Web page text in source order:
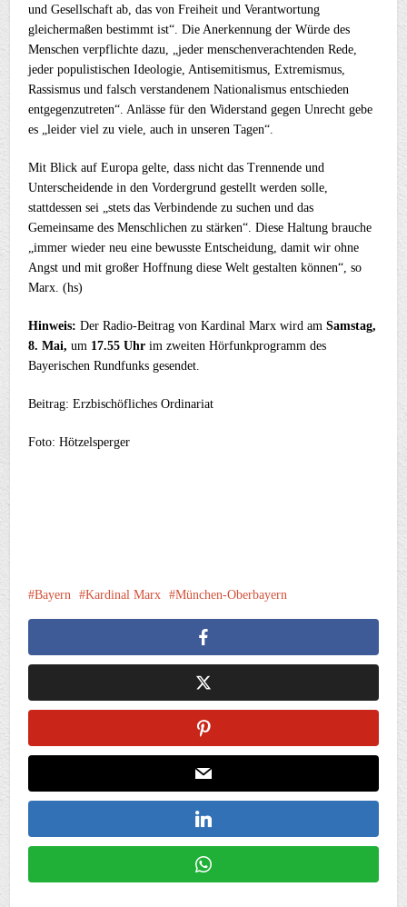
und Gesellschaft ab, das von Freiheit und Verantwortung
gleichermaßen bestimmt ist“. Die Anerkennung der Würde des
Menschen verpflichte dazu, „jeder menschenverachtenden Rede,
jeder populistischen Ideologie, Antisemitismus, Extremismus,
Rassismus und falsch verstandenem Nationalismus entschieden
entgegenzutreten“. Anlässe für den Widerstand gegen Unrecht gebe
es „leider viel zu viele, auch in unseren Tagen“.
Mit Blick auf Europa gelte, dass nicht das Trennende und
Unterscheidende in den Vordergrund gestellt werden solle,
stattdessen sei „stets das Verbindende zu suchen und das
Gemeinsame des Menschlichen zu stärken“. Diese Haltung brauche
„immer wieder neu eine bewusste Entscheidung, damit wir ohne
Angst und mit großer Hoffnung diese Welt gestalten können“, so
Marx. (hs)
Hinweis:Der Radio-Beitrag von Kardinal Marx wird amSamstag,
8. Mai,um 17.55 Uhr im zweiten Hörfunkprogramm des
Bayerischen Rundfunks gesendet.
Beitrag: Erzbischöfliches Ordinariat
Foto: Hötzelsperger
Bayern Kardinal Marx München-Oberbayern